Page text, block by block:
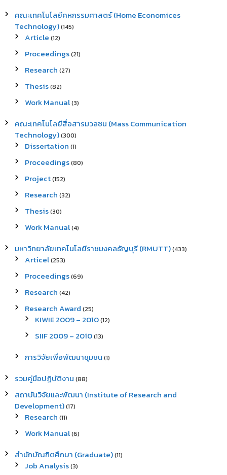
คณะเทคโนโลยีคหกรรมศาสตร์ (Home Economices
Technology)(145)
Article (12)
Proceedings(21)
Research (27)
Thesis(82)
Work Manual(3)
คณะเทคโนโลยีสื่อสารมวลชน (Mass Communication
Technology)(300)
Dissertation (1)
Proceedings(80)
Project(152)
Research (32)
Thesis(30)
Work Manual(4)
มหาวิทยาลัยเทคโนโลยีราชมงคลธัญบุรี (RMUTT)(433)
Articel(253)
Proceedings(69)
Research (42)
Research Award (25)
KIWIE 2009 – 2010(12)
SIIF 2009 – 2010(13)
การวิจัยเพื่อพัฒนาชุมชน (1)
รวมคู่มือปฏิบัติงาน (88)
สถาบันวิจัยและพัฒนา (Institute of Research and
Development)(17)
Research (11)
Work Manual(6)
สำนักบัณฑิตศึกษา (Graduate)(11)
Job Analysis(3)